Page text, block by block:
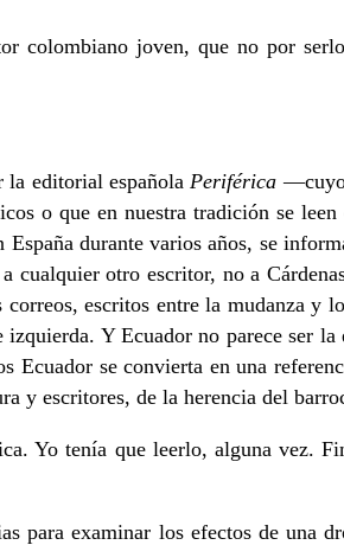
colombiano joven, que no por
la editorial españolaPeriférica —cuyo
o que en nuestra tradición se
durante varios años, se
otro escritor, no a
correos, escritos entre la mudanza y
Y Ecuador no parece ser la
Ecuador se convierta en una
y escritores, de la herencia del
Yo tenía que leerlo, alguna vez.
para examinar los efectos de una